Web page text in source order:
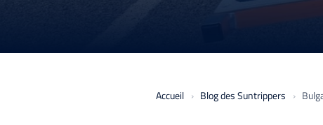
Accueil Blog des Suntrippers